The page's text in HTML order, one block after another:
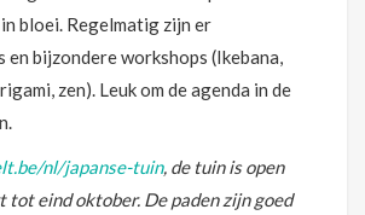
bloei. Regelmatig zijn er
en bijzondere workshops (Ikebana,
zen). Leuk om de agenda in de
nl/japanse-tuin, de tuin is open
tot eind oktober. De paden zijn goed